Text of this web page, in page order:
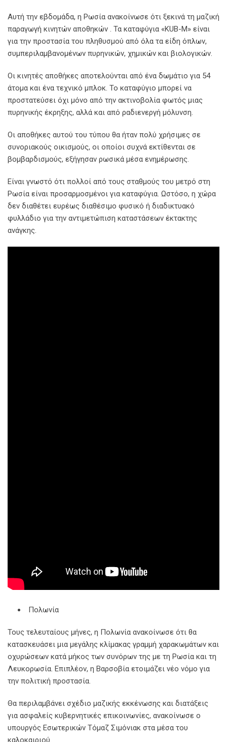
Αυτή την εβδομάδα, η Ρωσία ανακοίνωσε ότι ξεκινά τη μαζική
παραγωγή κινητών αποθηκών . Τα καταφύγια «KUB-M» είναι
για την προστασία του πληθυσμού από όλα τα είδη όπλων,
συμπεριλαμβανομένων πυρηνικών, χημικών και βιολογικών.
Οι κινητές αποθήκες αποτελούνται από ένα δωμάτιο για 54
άτομα και ένα τεχνικό μπλοκ. Το καταφύγιο μπορεί να
προστατεύσει όχι μόνο από την ακτινοβολία φωτός μιας
πυρηνικής έκρηξης, αλλά και από ραδιενεργή μόλυνση.
Οι αποθήκες αυτού του τύπου θα ήταν πολύ χρήσιμες σε
συνοριακούς οικισμούς, οι οποίοι συχνά εκτίθενται σε
βομβαρδισμούς, εξήγησαν ρωσικά μέσα ενημέρωσης.
Είναι γνωστό ότι πολλοί από τους σταθμούς του μετρό στη
Ρωσία είναι προσαρμοσμένοι για καταφύγια. Ωστόσο, η χώρα
δεν διαθέτει ευρέως διαθέσιμο φυσικό ή διαδικτυακό
φυλλάδιο για την αντιμετώπιση καταστάσεων έκτακτης
ανάγκης.
Πολωνία
Τους τελευταίους μήνες, η Πολωνία ανακοίνωσε ότι θα
κατασκευάσει μια μεγάλης κλίμακας γραμμή χαρακωμάτων και
οχυρώσεων κατά μήκος των συνόρων της με τη Ρωσία και τη
Λευκορωσία. Επιπλέον, η Βαρσοβία ετοιμάζει νέο νόμο για
την πολιτική προστασία.
Θα περιλαμβάνει σχέδιο μαζικής εκκένωσης και διατάξεις
για ασφαλείς κυβερνητικές επικοινωνίες, ανακοίνωσε ο
υπουργός Εσωτερικών Τόμαζ Σιμόνιακ στα μέσα του
καλοκαιριού.